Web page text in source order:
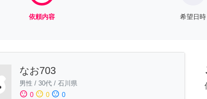
依頼内容 希望日時
なお703
男性 / 30代 / 石川県
sentiment_satisfied 0 sentiment_neutral 0 sentiment_dissatisfied 0